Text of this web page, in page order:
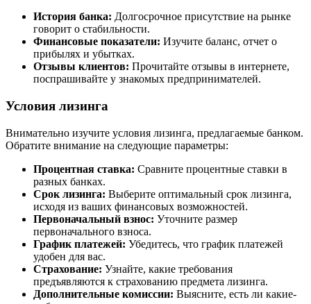
История банка: Долгосрочное присутствие на рынке
говорит о стабильности.
Финансовые показатели: Изучите баланс, отчет о
прибылях и убытках.
Отзывы клиентов: Прочитайте отзывы в интернете,
поспрашивайте у знакомых предпринимателей.
Условия лизинга
Внимательно изучите условия лизинга, предлагаемые банком.
Обратите внимание на следующие параметры:
Процентная ставка: Сравните процентные ставки в
разных банках.
Срок лизинга: Выберите оптимальный срок лизинга,
исходя из ваших финансовых возможностей.
Первоначальный взнос: Уточните размер
первоначального взноса.
График платежей: Убедитесь, что график платежей
удобен для вас.
Страхование: Узнайте, какие требования
предъявляются к страхованию предмета лизинга.
Дополнительные комиссии: Выясните, есть ли какие-